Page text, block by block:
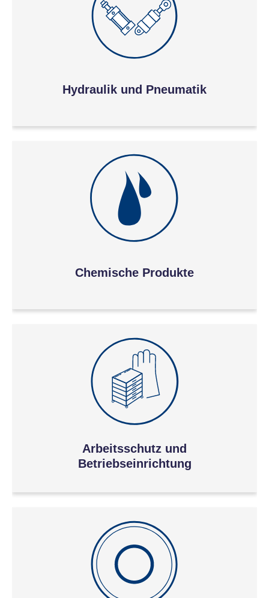
Hydraulik und Pneumatik
Chemische Produkte
Arbeitsschutz und
Betriebseinrichtung